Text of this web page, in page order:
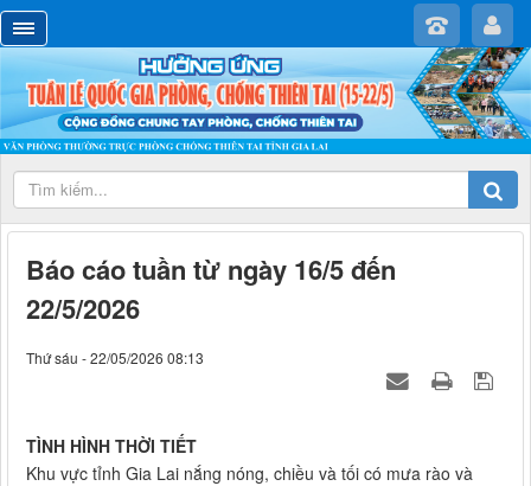
Báo cáo tuần từ ngày 16/5 đến
22/5/2026
Thứ sáu - 22/05/2026 08:13
TÌNH HÌNH THỜI TIẾT
Khu vực tỉnh Gia Lai nắng nóng, chiều và tối có mưa rào và